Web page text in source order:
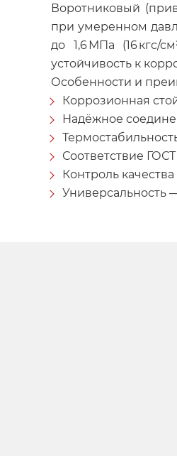
Воротниковый
при умеренном
до 1,6 МПа (16
устойчивость к
Особенности и
Коррозионная
Надёжное
Соответствие
Контроль
Универсальность